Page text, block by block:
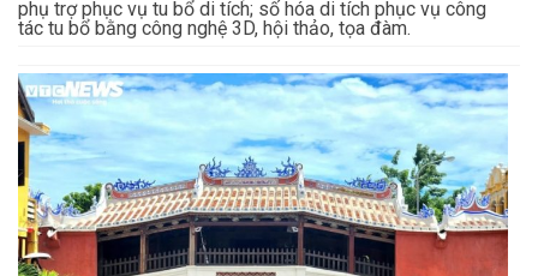
phụ trợ phục vụ tu bổ di tích; số hóa di tích phục vụ công
tác tu bổ bằng công nghệ 3D, hội thảo, tọa đàm.